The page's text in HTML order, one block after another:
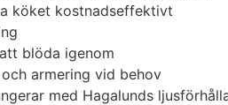
köket kostnadseffektivt
blöda igenom
armering vid behov
med Hagalunds